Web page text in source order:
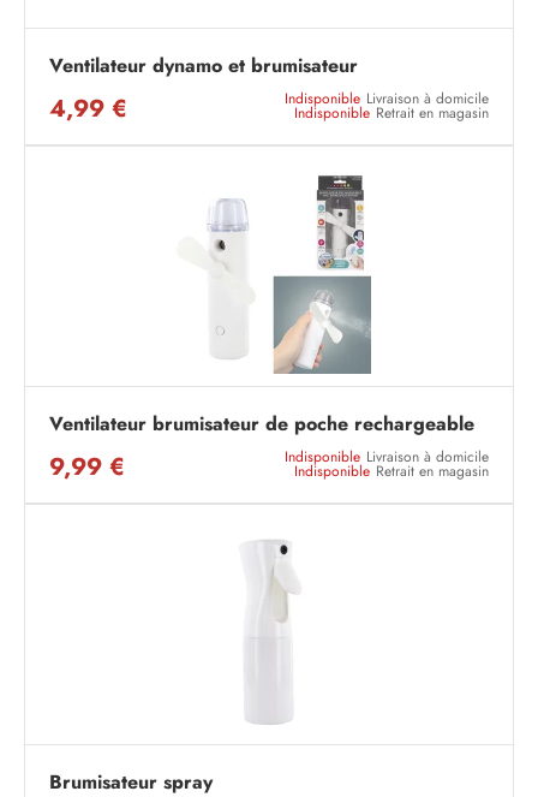
Ventilateur dynamo et brumisateur
4,99 € Indisponible Livraison à domicile
Indisponible Retrait en magasin
Ventilateur brumisateur de poche rechargeable
9,99 € Indisponible Livraison à domicile
Indisponible Retrait en magasin
Brumisateur spray